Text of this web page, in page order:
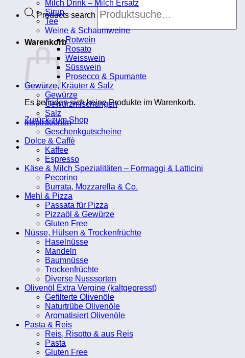
Products search
Warenkorb
Es befinden sich keine Produkte im Warenkorb.
Zurück zum Shop
Milch Drink – Milch Ersatz
Sirup
Tee
Weine & Schaumweine
Rotwein
Rosato
Weisswein
Süsswein
Prosecco & Spumante
Gewürze, Kräuter & Salz
Gewürze
Gewürzmischungen
Salz
Inspirationen
Geschenkgutscheine
Dolce & Caffè
Kaffee
Espresso
Käse & Milch Spezialitäten – Formaggi & Latticini
Pecorino
Burrata, Mozzarella & Co.
Mehl & Pizza
Passata für Pizza
Pizzaöl & Gewürze
Gluten Free
Nüsse, Hülsen & Trockenfrüchte
Haselnüsse
Mandeln
Baumnüsse
Trockenfrüchte
Diverse Nusssorten
Olivenöl Extra Vergine (kaltgepresst)
Gefilterte Olivenöle
Naturtrübe Olivenöle
Aromatisiert Olivenöle
Pasta & Reis
Reis, Risotto & aus Reis
Pasta
Gluten Free